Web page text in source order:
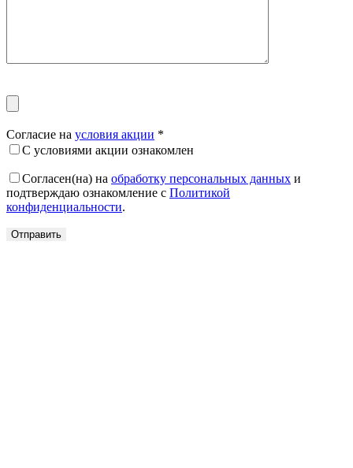
Согласие на условия акции *
С условиями акции ознакомлен
Согласен(на) на обработку персональных данных и
подтверждаю ознакомление с Политикой
конфиденциальности.